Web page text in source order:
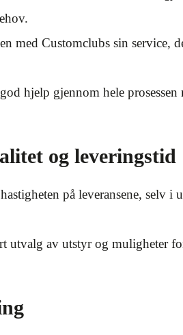
med Customclubs sin service,
hjelp gjennom hele prosessen
og leveringstid
på leveransene, selv i
utvalg av utstyr og muligheter